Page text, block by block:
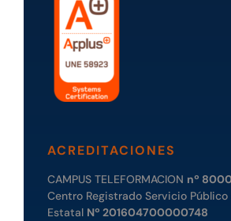
ACREDITACIONES
CAMPUS TELEFORMACION nº
Centro Registrado Servicio Público
Estatal Nº 201604700000748